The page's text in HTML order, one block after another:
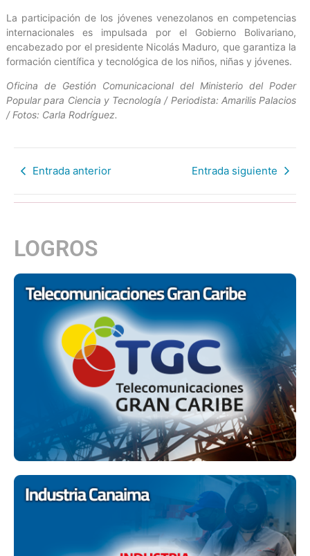
La participación de los jóvenes venezolanos en competencias
internacionales es impulsada por el Gobierno Bolivariano,
encabezado por el presidente Nicolás Maduro, que garantiza la
formación científica y tecnológica de los niños, niñas y jóvenes.
Oficina de Gestión Comunicacional del Ministerio del Poder
Popular para Ciencia y Tecnología / Periodista: Amarilis Palacios
/ Fotos: Carla Rodríguez.
Entrada anterior Entrada siguiente
LOGROS